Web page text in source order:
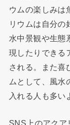
ウムの楽しみは
リウムは自分の
水中景観や生態
現したりできる
される。また喜
ムとして、風水
入れる人も多い
SNS上のアクア